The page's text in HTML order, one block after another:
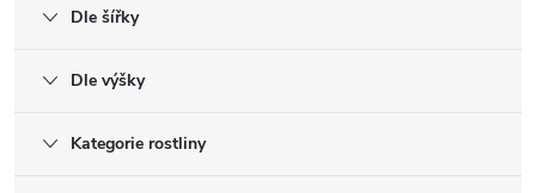
Dle šířky
Dle výšky
Kategorie rostliny